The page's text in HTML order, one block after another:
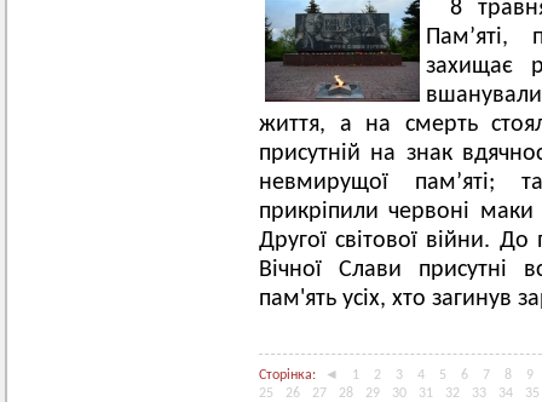
8
Пам’яті,
захищає
життя, а на смерть
присутній на знак
невмирущої пам’яті;
прикріпили червоні
Другої світової війни.
Вічної Слави присутні
пам'ять усіх, хто загинув
Сторінка: ◄ 1 2 3 4 5 6 7 8
9
25
26 27 28 29 30 31 32 33 34
35